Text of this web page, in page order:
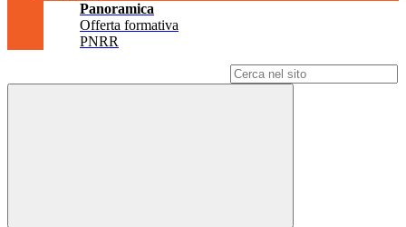
Panoramica
Offerta formativa
PNRR